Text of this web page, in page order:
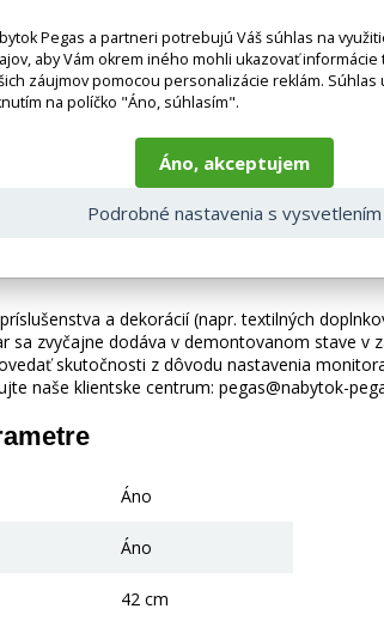
je vhodné aj na použitie v priestore.
len ilustračné.
cm
a dekorácií (napr. textilných
sa zvyčajne dodáva v demontovanom stave
skutočnosti z dôvodu nastavenia
naše klientske centrum: pegas@nabytok-
Áno
Áno
42 cm
Pegas a partneri potrebujú Váš súhlas na
aby Vám okrem iného mohli ukazovať informácie
záujmov pomocou personalizácie reklám. Súhlas
na políčko "Áno, súhlasím".
Áno, akceptujem
Podrobné nastavenia s vysvetlením